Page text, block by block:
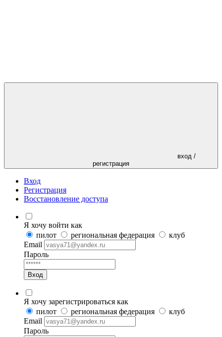
вход /
регистрация
Вход
Регистрация
Восстановление доступа
Я хочу войти как
пилот
региональная федерация
клуб
Email
Пароль
Вход
Я хочу зарегистрироваться как
пилот
региональная федерация
клуб
Email
Пароль